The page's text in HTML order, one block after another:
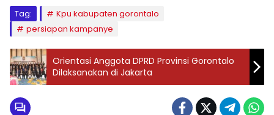
Tag:
Kpu kabupaten gorontalo
persiapan kampanye
Orientasi Anggota DPRD Provinsi Gorontalo
Dilaksanakan di Jakarta